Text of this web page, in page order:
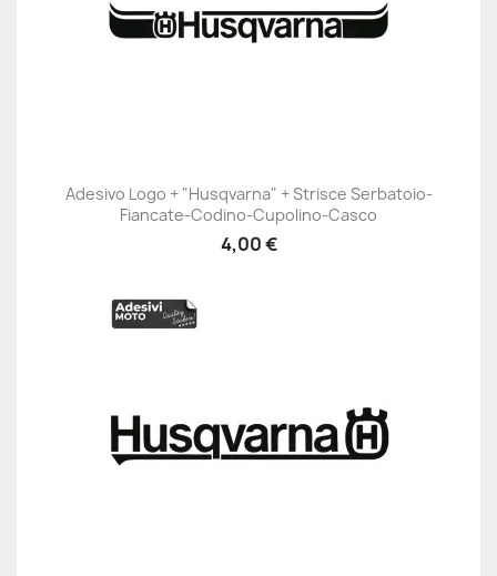
Adesivo Logo + "Husqvarna" + Strisce Serbatoio-
Fiancate-Codino-Cupolino-Casco
4,00 €